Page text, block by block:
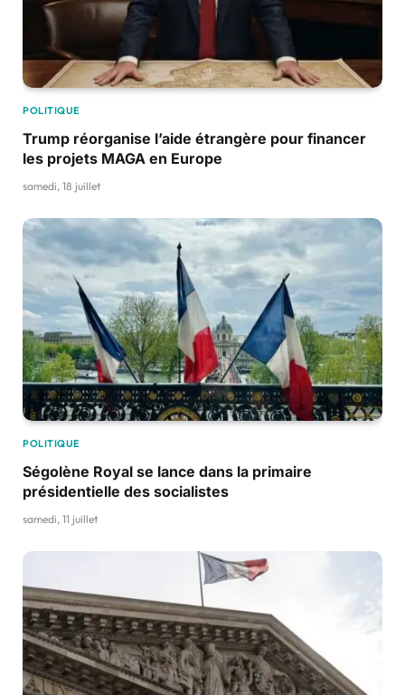
POLITIQUE
Trump réorganise l’aide étrangère pour financer
les projets MAGA en Europe
samedi, 18 juillet
POLITIQUE
Ségolène Royal se lance dans la primaire
présidentielle des socialistes
samedi, 11 juillet